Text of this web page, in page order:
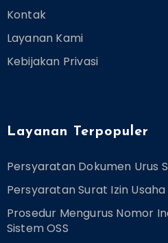
Kontak
Layanan Kami
Kebijakan Privasi
Layanan Terpopuler
Persyaratan Dokumen Urus
Persyaratan Surat Izin
Prosedur Mengurus Nomor
Sistem OSS